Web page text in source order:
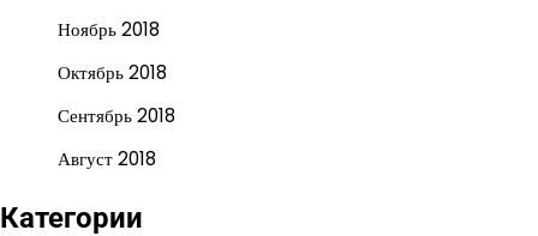
Ноябрь 2018
Октябрь 2018
Сентябрь 2018
Август 2018
Категории